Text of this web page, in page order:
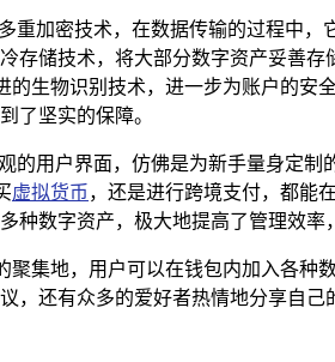
重加密技术，在数据传输的过程中
存储技术，将大部分数字资产妥善
生物识别技术，进一步为账户的
了坚实的保障。
的用户界面，仿佛是为新手量身定
虚拟货币 ，还是进行跨境支付，都能
种数字资产，极大地提高了管理效率
集地，用户可以在钱包内加入各
，还有众多的爱好者热情地分享自